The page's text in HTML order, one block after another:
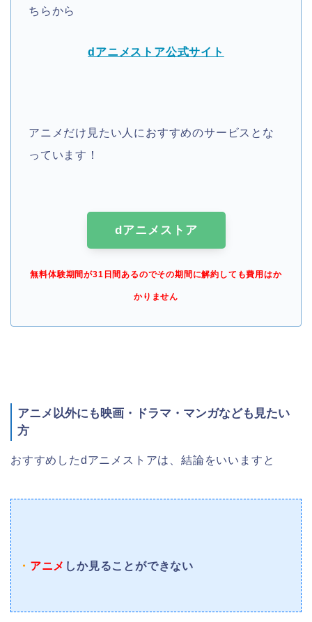
ちらから
dアニメストア公式サイト
アニメだけ見たい人におすすめのサービスとな
っています！
dアニメストア
無料体験期間が31日間あるのでその期間に解約しても費用はか
かりません
アニメ以外にも映画・ドラマ・マンガなども見たい
方
おすすめしたdアニメストアは、結論をいいますと
・ アニメ しか見ることができない